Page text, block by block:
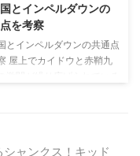
SWORDは翻訳すると剣なの
（シールド）」= 盾
（アーマー）」= 鎧 と
機密特殊部隊があるかもし
とインペルダウンの
を考察
とインペルダウンの共通点
屋上でカイドウと赤鞘九
シャンクス！キッド